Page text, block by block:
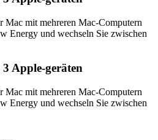
mit mehreren Mac-Computern
Energy und wechseln Sie zwischen
Apple-geräten
mit mehreren Mac-Computern
Energy und wechseln Sie zwischen